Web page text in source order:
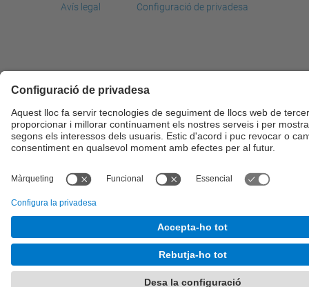
Avís legal
Configuració de privadesa